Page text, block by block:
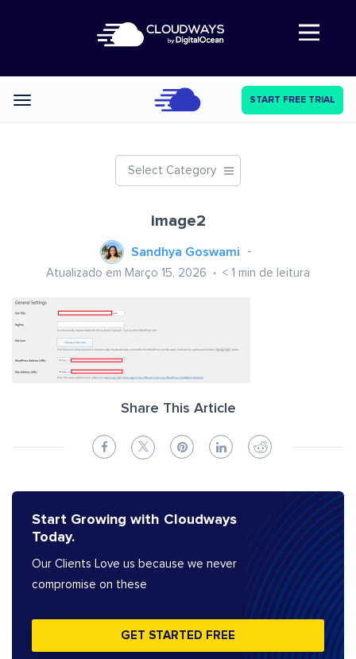
Abre a navegação
Categories START FREE TRIAL
Select Category
image2
Sandhya Goswami
Atualizado em Março 15, 2026 < 1 min de leitura
Share This Article
Start Growing with Cloudways
Today.
Our Clients Love us because we never
compromise on these
GET STARTED FREE